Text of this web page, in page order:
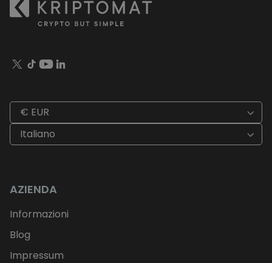
€ EUR
Italiano
AZIENDA
Informazioni
Blog
Impressum